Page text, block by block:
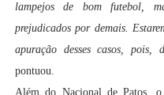
lampejos de bom futebol,
prejudicados por demais.
apuração desses casos,
pontuou.
Além do Nacional de Patos,